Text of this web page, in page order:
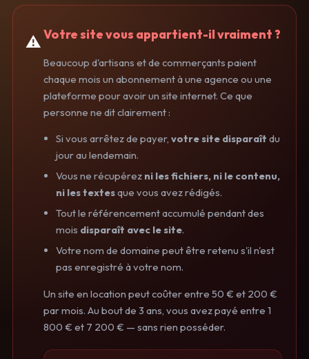
Votre site vous appartient-il vraiment ?
Beaucoup d'artisans et de commerçants paient
chaque mois un abonnement à une agence ou une
plateforme pour avoir un site internet. Ce que
personne ne dit clairement :
Si vous arrêtez de payer, votre site disparaît du
jour au lendemain.
Vous ne récupérez ni les fichiers, ni le contenu,
ni les textesque vous avez rédigés.
Tout le référencement accumulé pendant des
mois disparaît avec le site.
Votre nom de domaine peut être retenu s'il n'est
pas enregistré à votre nom.
Un site en location peut coûter entre 50 € et 200 €
par mois. Au bout de 3 ans, vous avez payé entre 1
800 € et 7 200 € — sans rien posséder.